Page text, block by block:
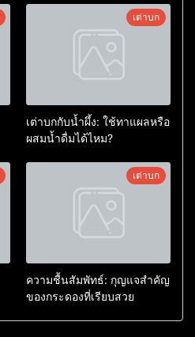
เต่าบก
เต่าบกกับน้ำผึ้ง: ใช้ทาแผลหรือ
ผสมน้ำดื่มได้ไหม?
เต่าบก
ความชื้นสัมพัทธ์: กุญแจสำคัญ
ของกระดองที่เรียบสวย